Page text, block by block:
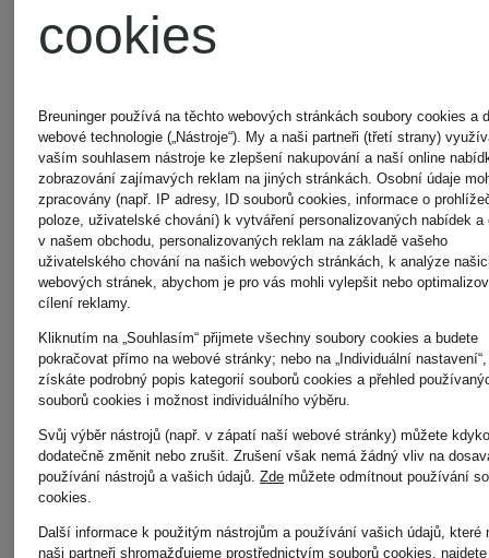
Sukně
5 850 Kč
6 350
cookies
Breuninger používá na těchto webových stránkách soubory cookies a
webové technologie („Nástroje“). My a naši partneři (třetí strany)
vaším souhlasem nástroje ke zlepšení nakupování a naší online
zobrazování zajímavých reklam na jiných stránkách. Osobní údaje
zpracovány (např. IP adresy, ID souborů cookies, informace o
poloze, uživatelské chování) k vytváření personalizovaných nabídek a
v našem obchodu, personalizovaných reklam na základě vašeho
uživatelského chování na našich webových stránkách, k analýze
webových stránek, abychom je pro vás mohli vylepšit nebo
cílení reklamy.
Kliknutím na „Souhlasím“ přijmete všechny soubory cookies a budete
pokračovat přímo na webové stránky; nebo na „Individuální
získáte podrobný popis kategorií souborů cookies a přehled
souborů cookies i možnost individuálního výběru.
Svůj výběr nástrojů (např. v zápatí naší webové stránky) můžete
dodatečně změnit nebo zrušit. Zrušení však nemá žádný vliv na
používání nástrojů a vašich údajů.Zde můžete odmítnout používání
cookies.
Další informace k použitým nástrojům a používání vašich údajů, které
naši partneři shromažďujeme prostřednictvím souborů cookies,